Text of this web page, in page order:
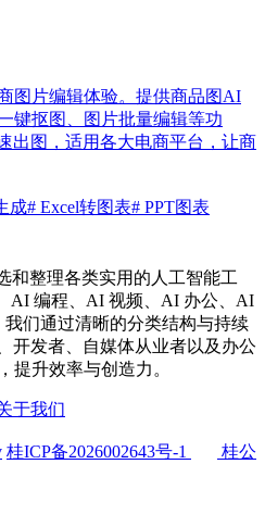
图片编辑体验。提供商品图AI
键抠图、图片批量编辑等功
出图，适用各大电商平台，让商
成# Excel转图表# PPT图表
和整理各类实用的人工智能工
AI 编程、AI 视频、AI 办公、AI
们通过清晰的分类结构与持续
开发者、自媒体从业者以及办公
提升效率与创造力。
于我们
桂ICP备2026002643号-1
桂公